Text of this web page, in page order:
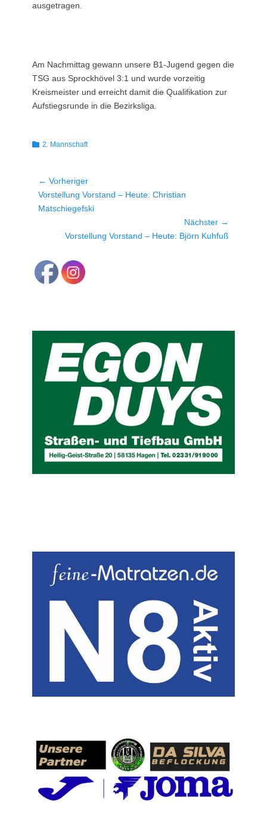
ausgetragen.
Am Nachmittag gewann unsere B1-Jugend gegen die
TSG aus Sprockhövel 3:1 und wurde vorzeitig
Kreismeister und erreicht damit die Qualifikation zur
Aufstiegsrunde in die Bezirksliga.
Kategorien
2. Mannschaft
Beitragsnavigation
← Vorheriger
Vorheriger
Beitrag:
Vorstellung Vorstand – Heute: Christian
Matschiegefski
Nächster →
NächsterVorstellung Vorstand – Heute: Björn Kuhfuß